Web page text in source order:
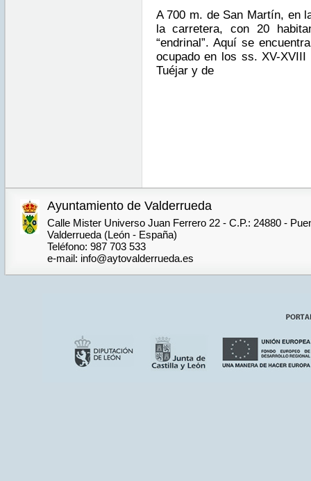
A 700 m. de San Martín, en
la carretera, con 20
“endrinal”. Aquí se
ocupado en los ss. XV-
Tuéjar y de
Ayuntamiento de Valderrueda
Calle Mister Universo Juan Ferrero 22 - C.P.: 24880 -
Valderrueda (León - España)
Teléfono: 987 703 533
e-mail: info@aytovalderrueda.es